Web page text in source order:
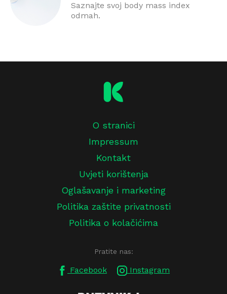
Saznajte svoj body mass index
odmah.
O stranici
Impressum
Kontakt
Uvjeti korištenja
Oglašavanje i marketing
Politika zaštite privatnosti
Politika o kolačićima
Pratite nas:
Facebook Instagram